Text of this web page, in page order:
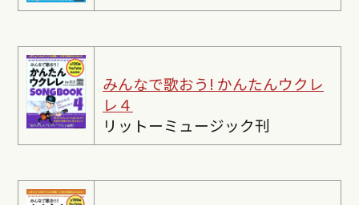
みんなで歌おう! かんたんウクレ
レ４
リットーミュージック刊